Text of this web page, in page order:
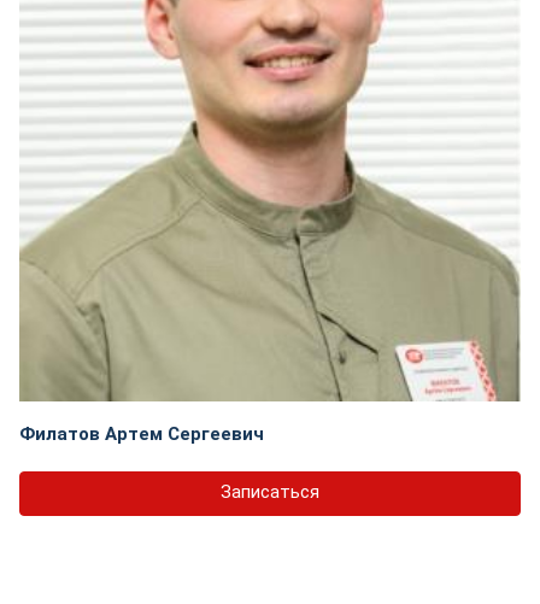
Филатов Артем Сергеевич
Записаться